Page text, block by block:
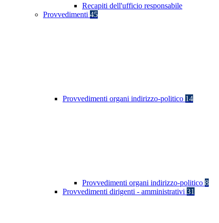
Recapiti dell'ufficio responsabile
Provvedimenti 45
Provvedimenti organi indirizzo-politico 14
Provvedimenti organi indirizzo-politico 8
Provvedimenti dirigenti - amministrativi 31